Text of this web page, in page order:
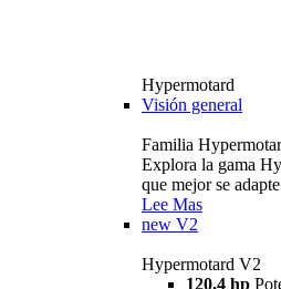
Hypermotard
Visión general
Familia
Explora la gama
que mejor se
Lee Mas
new V2
Hypermotard V2
120,4 hp